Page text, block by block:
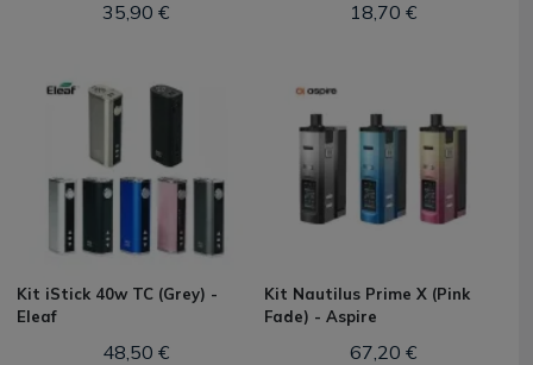
35,90 € 18,70 €
Kit iStick 40w TC (Grey) -
Eleaf
48,50 €
Kit Nautilus Prime X (Pink
Fade) - Aspire
67,20 €